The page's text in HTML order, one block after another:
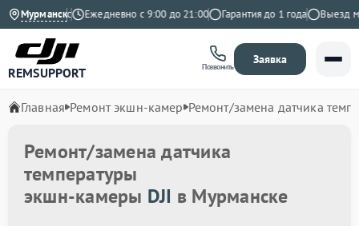
Мурманск
на Яндекс Ежедневно с 9:00 до 21:00 Гарантия до 1 года Выезд
REMSUPPORT Позвонить
Заявка
Главная Ремонт экшн-камер Ремонт/замена датчика
Ремонт/замена датчика
температуры
экшн-камеры DJI в Мурманске